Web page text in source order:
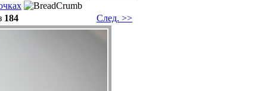
184 След. >>